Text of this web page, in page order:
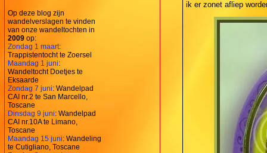
Op deze blog zijn
wandelverslagen te vinden
van onze wandeltochten in
2009 op:
Zondag 1 maart:
Trappistentocht te Zoersel
Maandag 1 juni:
Wandeltocht Doetjes te
Eksaarde
Zondag 7 juni: Wandelpad
CAI nr.2 te San Marcello,
Toscane
Dinsdag 9 juni: Wandelpad
CAI nr.10A te Limano,
Toscane
Maandag 15 juni: Wandeling
te Cutigliano, Toscane
ik er zonet afliep